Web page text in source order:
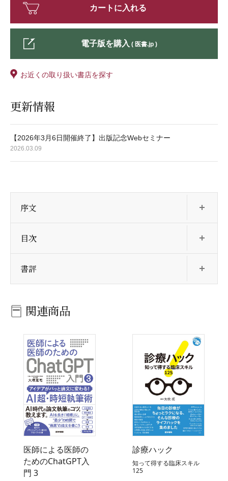
カートに入れる
電子版を購入 ( 医書.jp )
お近くの取り扱い書店を探す
更新情報
【2026年3月6日開催終了】出版記念Webセミナー
2026.03.09
序文
目次
書評
関連商品
医師による医師の
ためのChatGPT入
門 3
診療ハック
知って得する臨床スキル
125